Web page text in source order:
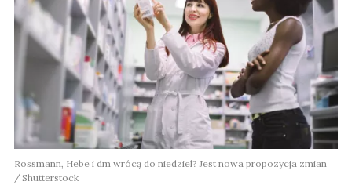
Rossmann, Hebe i dm wrócą do niedziel? Jest nowa propozycja zmian
Shutterstock